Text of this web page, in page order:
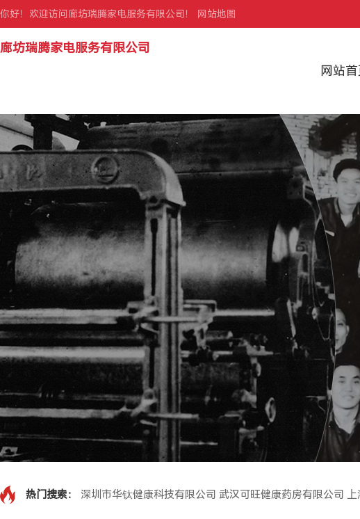
你好！欢迎访问廊坊瑞腾家电服务有限公司！ 网站地图
廊坊瑞腾家电服务有限公司
网站
热门搜索： 深圳市华钛健康科技有限公司 武汉可旺健康药房有限公司 上